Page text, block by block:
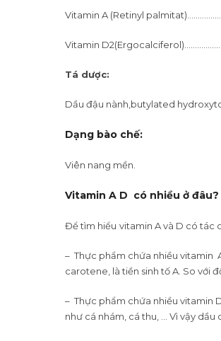
Vitamin A (Retinyl
Vitamin
Tá dược:
Dầu đậu nành,butylated
Dạng bào chế:
Viên nang mền.
Vitamin A D có nhiều ở đâu?
Để tìm hiểu vitamin A và D có tác
– Thực phẩm chứa nhiều vitamin
carotene, là tiền sinh tố A. So với
– Thực phẩm chứa nhiều vitamin
như cá nhám, cá thu, … Vì vậy